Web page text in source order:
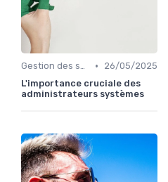
Gestion des serveurs •
26/05/2025
L'importance cruciale des
administrateurs systèmes